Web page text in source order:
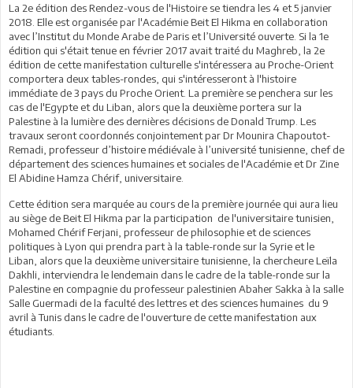
La 2e édition des Rendez-vous de l'Histoire se tiendra les 4 et 5 janvier
2018. Elle est organisée par l'Académie Beit El Hikma en collaboration
avec l’Institut du Monde Arabe de Paris et l’Université ouverte. Si la 1e
édition qui s'était tenue en février 2017 avait traité du Maghreb, la 2e
édition de cette manifestation culturelle s'intéressera au Proche-Orient
comportera deux tables-rondes, qui s'intéresseront à l'histoire
immédiate de 3 pays du Proche Orient. La première se penchera sur les
cas de l'Egypte et du Liban, alors que la deuxième portera sur la
Palestine à la lumière des dernières décisions de Donald Trump. Les
travaux seront coordonnés conjointement par Dr Mounira Chapoutot-
Remadi, professeur d’histoire médiévale à l’université tunisienne, chef de
département des sciences humaines et sociales de l'Académie et Dr Zine
El Abidine Hamza Chérif, universitaire.
Cette édition sera marquée au cours de la première journée qui aura lieu
au siège de Beit El Hikma par la participation de l'universitaire tunisien,
Mohamed Chérif Ferjani, professeur de philosophie et de sciences
politiques à Lyon qui prendra part à la table-ronde sur la Syrie et le
Liban, alors que la deuxième universitaire tunisienne, la chercheure Leïla
Dakhli, interviendra le lendemain dans le cadre de la table-ronde sur la
Palestine en compagnie du professeur palestinien Abaher Sakka à la salle
Salle Guermadi de la faculté des lettres et des sciences humaines du 9
avril à Tunis dans le cadre de l'ouverture de cette manifestation aux
étudiants.